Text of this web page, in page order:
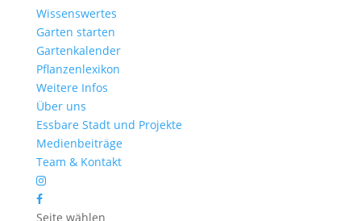
Wissenswertes
Garten starten
Gartenkalender
Pflanzenlexikon
Weitere Infos
Über uns
Essbare Stadt und Projekte
Medienbeiträge
Team & Kontakt
Seite wählen